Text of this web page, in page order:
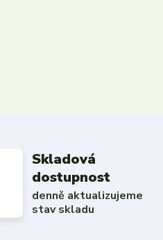
Skladová
dostupnost
denně aktualizujeme
stav skladu